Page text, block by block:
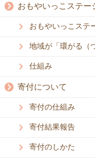
おもやいっこステー
おもやいっこステ
地域が「環がる（
仕組み
寄付について
寄付の仕組み
寄付結果報告
寄付のしかた